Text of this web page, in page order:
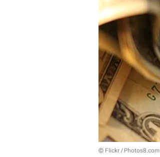
© Flickr / Photos8.com